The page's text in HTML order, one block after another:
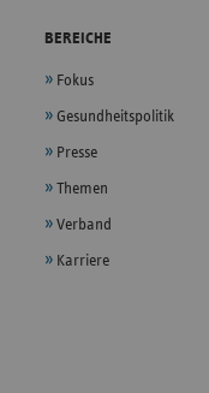
BEREICHE
Fokus
Gesundheitspolitik
Presse
Themen
Verband
Karriere